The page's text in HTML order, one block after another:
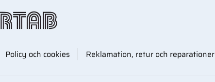
Policy och cookies Reklamation, retur och reparationer